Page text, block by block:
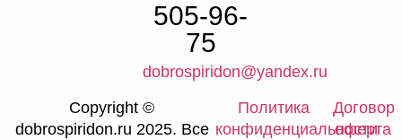
505-96-
75
dobrospiridon@yandex.ru
Copyright ©
dobrospiridon.ru 2025. Все
Политика
конфиденциальности
Договор
оферта